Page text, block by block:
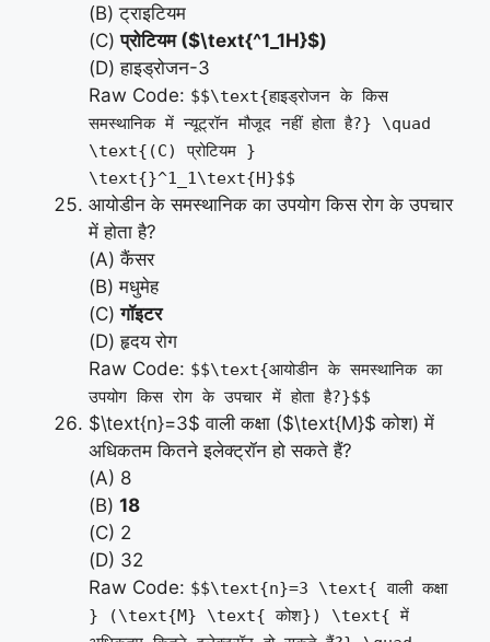
(B) ट्राइटियम
(C)प्रोटियम ($\text{^1_1H}$)
(D) हाइड्रोजन-3
Raw Code: $$\text{हाइड्रोजन के किस
समस्थानिक में न्यूट्रॉन मौजूद नहीं होता है?} \quad
\text{(C) प्रोटियम }
\text{}^1_1\text{H}$$
आयोडीन के समस्थानिक का उपयोग किस रोग के उपचार
में होता है?
(A) कैंसर
(B) मधुमेह
(C)गॉइटर
(D) हृदय रोग
Raw Code: $$\text{आयोडीन के समस्थानिक का
उपयोग किस रोग के उपचार में होता है?}$$
$\text{n}=3$ वाली कक्षा ($\text{M}$ कोश) में
अधिकतम कितने इलेक्ट्रॉन हो सकते हैं?
(A) 8
(B) 18
(C) 2
(D) 32
Raw Code: $$\text{n}=3 \text{ वाली कक्षा
} (\text{M} \text{ कोश}) \text{ में